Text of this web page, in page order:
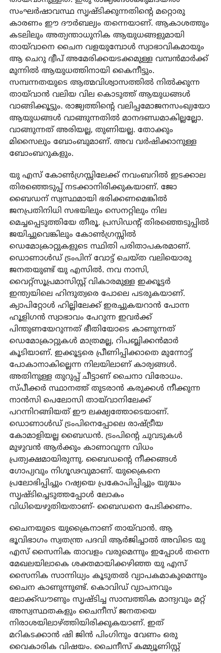
സംഘർഷാവസ്ഥ സൃഷ്ടിക്കുന്നതിന്റെ മറ്റൊരു
കാരണം ഈ ദൗർബല്യം തന്നെയാണ്. ആകാശത്തും
കടലിലും അത്യന്താധുനിക ആയുധങ്ങളുമായി
തായ്‌വാനെ ചൈന വളയുമ്പോൾ സ്വാഭാവികമായും
ആ ചെറു ദ്വീപ് അമേരിക്കയടക്കമുള്ള വമ്പൻമാർക്ക്
മുന്നിൽ ആയുധത്തിനായി കൈനീട്ടും.
സമ്പന്നതയുടെ ആത്മവിശ്വാസത്തിൽ നിൽക്കുന്ന
തായ്‌വാൻ വലിയ വില കൊടുത്ത് ആയുധങ്ങൾ
വാങ്ങിക്കൂട്ടും. രാജ്യത്തിന്റെ വലിപ്പമോജനസംഖ്യയോ
ആയുധങ്ങൾ വാങ്ങുന്നതിൽ മാനദണ്ഡമാകില്ലല്ലോ.
വാങ്ങുന്നത് അരിയല്ല, തുണിയല്ല. തോക്കും
മിസൈലും ബോംബുമാണ്. അവ വർഷിക്കാനുള്ള
ബോംബറുകളും.
യു എസ് കോൺഗ്രസ്സിലേക്ക് നവംബറിൽ ഇടക്കാല
തിരഞ്ഞെടുപ്പ് നടക്കാനിരിക്കുകയാണ്. ജോ
ബൈഡന് സ്വസ്ഥമായി ഭരിക്കണമെങ്കിൽ
ജനപ്രതിനിധി സഭയിലും സെനറ്റിലും നില
മെച്ചപ്പെടുത്തിയേ തീരൂ. പ്രസിഡന്റ് തിരഞ്ഞെടുപ്പിൽ
ജയിച്ചുവെങ്കിലും കോൺഗ്രസ്സിൽ
ഡെമോക്രാറ്റുകളുടെ സ്ഥിതി പരിതാപകരമാണ്.
ഡൊണാൾഡ് ട്രംപിന് വോട്ട് ചെയ്ത വലിയൊരു
ജനതയുണ്ട് യു എസിൽ. നവ നാസി,
വൈറ്റ്‌സൂപ്രമാസിസ്റ്റ് വികാരമുള്ള ഇക്കൂട്ടർ
ഇന്ത്യയിലെ ഹിന്ദുത്വരെ പോലെ പടരുകയാണ്.
ക്യാപിറ്റോൾ ഹില്ലിലേക്ക് ഇരച്ചുകയറാൻ പോന്ന
ഹൂളിഗൻ സ്വാഭാവം പേറുന്ന ഇവർക്ക്
പിന്തുണയേറുന്നത് ഭീതിയോടെ കാണുന്നത്
ഡെമോക്രാറ്റുകൾ മാത്രമല്ല, റിപബ്ലിക്കൻമാർ
കൂടിയാണ്. ഇക്കൂട്ടരെ പ്രീണിപ്പിക്കാതെ മുന്നോട്ട്
പോകാനാകില്ലെന്ന നിലയിലാണ് കാര്യങ്ങൾ.
അതിനുള്ള തുറുപ്പ് ചീട്ടാണ് ചൈനാ വിരോധം.
സ്പീക്കർ സ്ഥാനത്ത് തുടരാൻ കരുക്കൾ നീക്കുന്ന
നാൻസി പെലോസി തായ്‌വാനിലേക്ക്
പറന്നിറങ്ങിയത് ഈ ലക്ഷ്യത്തോടെയാണ്.
ഡൊണാൾഡ് ട്രംപിനെപ്പോലെ രാഷ്ട്രീയ
കോമാളിയല്ല ബൈഡൻ. ട്രംപിന്റെ ചുവടുകൾ
മുഴുവൻ ആർക്കും കാണാവുന്ന വിധം
പ്രത്യക്ഷമായിരുന്നു. ബൈഡന്റെ നീക്കങ്ങൾ
ഗോപ്യവും നിഗൂഢവുമാണ്. യുക്രൈനെ
പ്രലോഭിപ്പിച്ചും റഷ്യയെ പ്രകോപിപ്പിച്ചും യുദ്ധം
സൃഷ്ടിച്ചെടുത്തപ്പോൾ ലോകം
വിധിയെഴുതിയതാണ്- ബൈഡനെ പേടിക്കണം.
ചൈനയുടെ യുക്രൈനാണ് തായ്‌വാൻ. ആ
ഭൂവിഭാഗം സ്വതന്ത്ര പദവി ആർജിച്ചാൽ അവിടെ യു
എസ് സൈനിക താവളം വരുമെന്നും ഇപ്പോൾ തന്നെ
മേഖലയിലാകെ ശക്തമായിക്കഴിഞ്ഞ യു എസ്
സൈനിക സാന്നിധ്യം കൂടുതൽ വ്യാപകമാകുമെന്നും
ചൈന കാണുന്നുണ്ട്. കൊവിഡ് വ്യാപനവും
ലോക്ക്ഡൗണും സൃഷ്ടിച്ച സാമ്പത്തിക മാന്ദ്യവും മറ്റ്
അസ്വസ്ഥതകളും ചൈനീസ് ജനതയെ
നിരാശയിലാഴ്ത്തിയിരിക്കുകയാണ്. ഇത്
മറികടക്കാൻ ഷി ജിൻ പിംഗിനും വേണം ഒരു
വൈകാരിക വിഷയം. ചൈനീസ് കമ്മ്യൂണിസ്റ്റ്